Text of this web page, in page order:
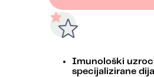
Imunološki
specijalizirane